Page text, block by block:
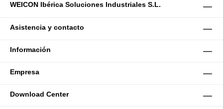
WEICON Ibérica Soluciones Industriales S.L.
Asistencia y contacto
Información
Empresa
Download Center